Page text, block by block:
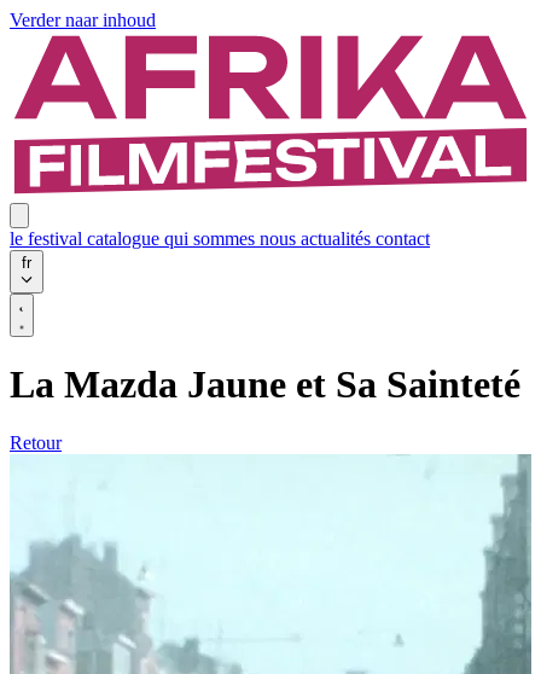
Verder naar inhoud
le festival catalogue qui sommes nous actualités contact
fr
La Mazda Jaune et Sa Sainteté
Retour